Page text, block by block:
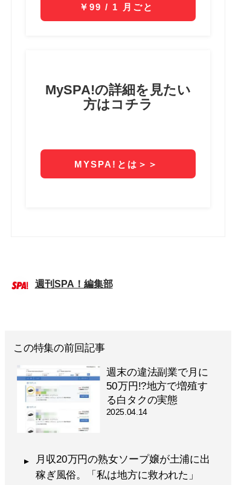
週刊SPA！編集部
この特集の前回記事
週末の違法副業で月に
50万円!?地方で増殖す
る白タクの実態
2025.04.14
月収20万円の熟女ソープ嬢が土浦に出
稼ぎ風俗。「私は地方に救われた」